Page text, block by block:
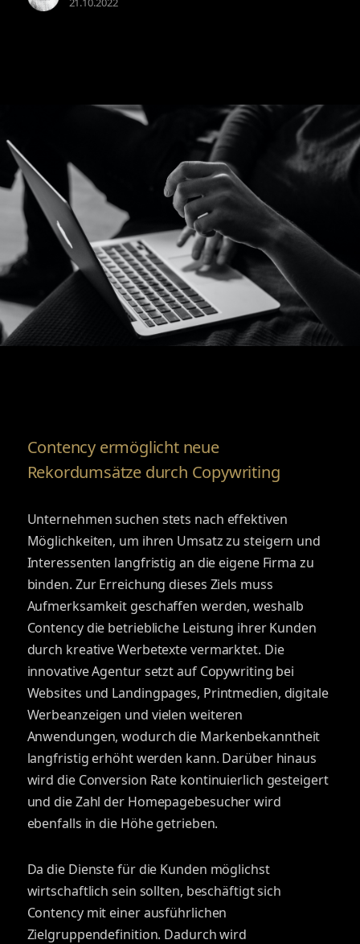
Contency ermöglicht neue
Rekordumsätze durch Copywriting
Unternehmen suchen stets nach effektiven
Möglichkeiten, um ihren Umsatz zu steigern und
Interessenten langfristig an die eigene Firma zu
binden. Zur Erreichung dieses Ziels muss
Aufmerksamkeit geschaffen werden, weshalb
Contency die betriebliche Leistung ihrer Kunden
durch kreative Werbetexte vermarktet. Die
innovative Agentur setzt auf Copywriting bei
Websites und Landingpages, Printmedien, digitale
Werbeanzeigen und vielen weiteren
Anwendungen, wodurch die Markenbekanntheit
langfristig erhöht werden kann. Darüber hinaus
wird die Conversion Rate kontinuierlich gesteigert
und die Zahl der Homepagebesucher wird
ebenfalls in die Höhe getrieben.
Da die Dienste für die Kunden möglichst
wirtschaftlich sein sollten, beschäftigt sich
Contency mit einer ausführlichen
Zielgruppendefinition. Dadurch wird